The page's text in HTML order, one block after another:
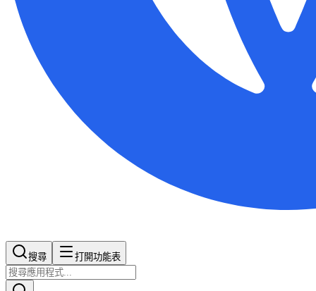
搜尋​​​​ 打開功能表